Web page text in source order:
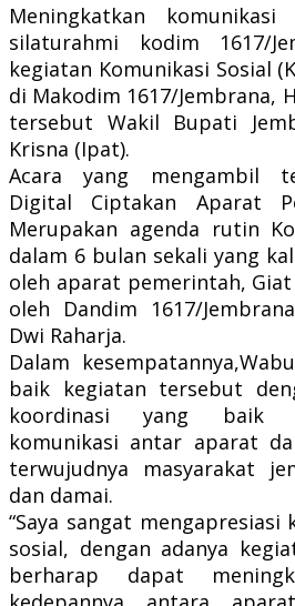
Meningkatkan
silaturahmi kodim 1617/
kegiatan Komunikasi Sosial
di Makodim 1617/Jembrana,
tersebut Wakil Bupati
Krisna (Ipat).
Acara yang mengambil
Digital Ciptakan Aparat
Merupakan agenda rutin
dalam 6 bulan sekali yang
oleh aparat pemerintah,
oleh Dandim 1617/
Dwi Raharja.
Dalam
baik kegiatan tersebut
koordinasi yang baik
komunikasi antar aparat
terwujudnya masyarakat
dan damai.
“Saya sangat
sosial, dengan adanya
berharap dapat